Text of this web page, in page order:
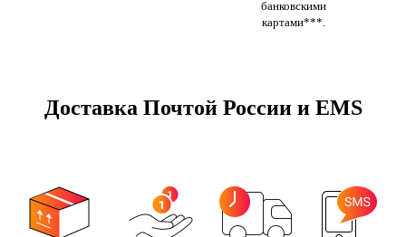
банковскими
картами***.
Доставка Почтой России и EMS